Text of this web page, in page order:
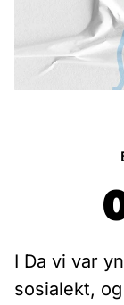
I Da vi var
sosialekt,